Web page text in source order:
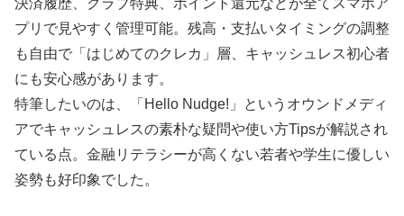
決済履歴、クラブ特典、ポイント還元などが全てスマホア
プリで見やすく管理可能。残高・支払いタイミングの調整
も自由で「はじめてのクレカ」層、キャッシュレス初心者
にも安心感があります。
特筆したいのは、「Hello Nudge!」というオウンドメディ
アでキャッシュレスの素朴な疑問や使い方Tipsが解説され
ている点。金融リテラシーが高くない若者や学生に優しい
姿勢も好印象でした。